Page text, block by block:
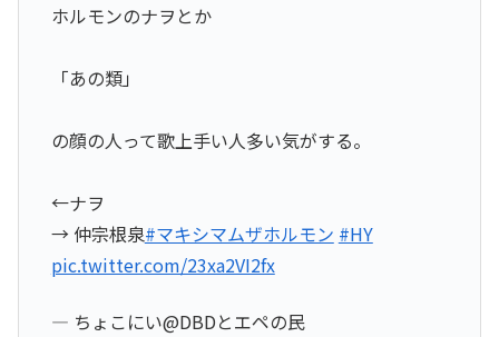
ホルモンのナヲとか
「あの類」
の顔の人って歌上手い人多い気がする。
←ナヲ
→ 仲宗根泉#マキシマムザホルモン #HY
pic.twitter.com/23xa2VI2fx
— ちょこにい@DBDとエペの民